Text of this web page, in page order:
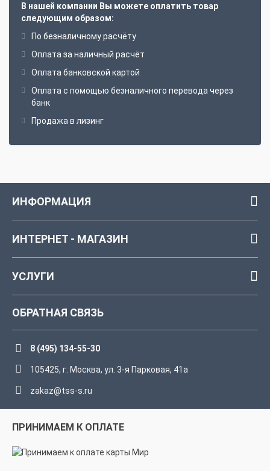
В нашей компании Вы можете оплатить товар
следующим образом:
По безналичному расчёту
Оплата за наличный расчёт
Оплата банковской картой
Оплата с помощью безналичного перевода через
банк
Продажа в лизинг
ИНФОРМАЦИЯ
ИНТЕРНЕТ - МАГАЗИН
УСЛУГИ
ОБРАТНАЯ СВЯЗЬ
8 (495) 134-55-30
105425, г. Москва, ул. 3-я Парковая, 41а
zakaz@tss-s.ru
ПРИНИМАЕМ К ОПЛАТЕ